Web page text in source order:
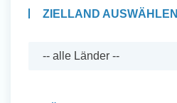
ZIELLAND AUSWÄHLEN